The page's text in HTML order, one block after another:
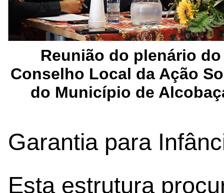
Reunião do plenário do
Conselho Local da Ação
do Município de
Garantia para
Esta estrutura